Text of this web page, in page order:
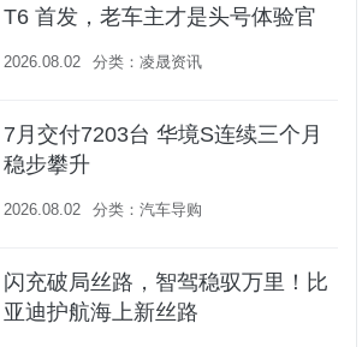
T6 首发，老车主才是头号体验官
2026.08.02 分类：凌晟资讯
7月交付7203台 华境S连续三个月
稳步攀升
2026.08.02 分类：汽车导购
闪充破局丝路，智驾稳驭万里！比
亚迪护航海上新丝路